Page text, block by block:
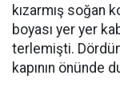
kızarmış soğan
boyası yer yer
terlemişti.
kapının önünde